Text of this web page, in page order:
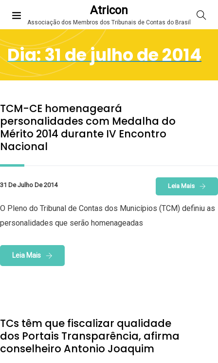
Atricon
Associação dos Membros dos Tribunais de Contas do Brasil
Dia:31 de julho de 2014
TCM-CE homenageará
personalidades com Medalha do
Mérito 2014 durante IV Encontro
Nacional
31 De Julho De 2014 Leia Mais
O Pleno do Tribunal de Contas dos Municípios (TCM) definiu as
personalidades que serão homenageadas
Leia Mais
TCs têm que fiscalizar qualidade
dos Portais Transparência, afirma
conselheiro Antonio Joaquim